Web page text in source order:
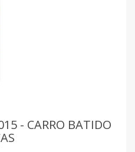
- CARRO BATIDO